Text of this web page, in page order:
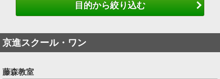
目的から絞り込む
京進スクール・ワン
藤森教室